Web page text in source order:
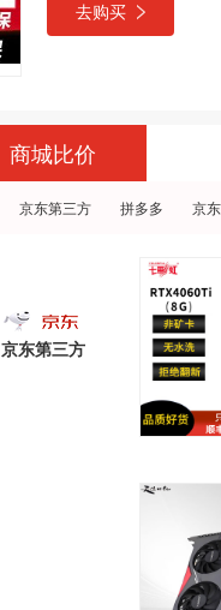
去购买
商城比价
京东第三方 拼多多 京
京东第三方